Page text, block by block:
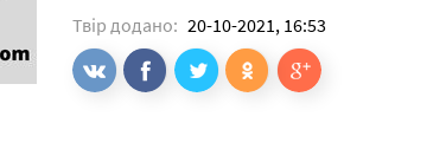
Твір додано: 20-10-2021, 16:53